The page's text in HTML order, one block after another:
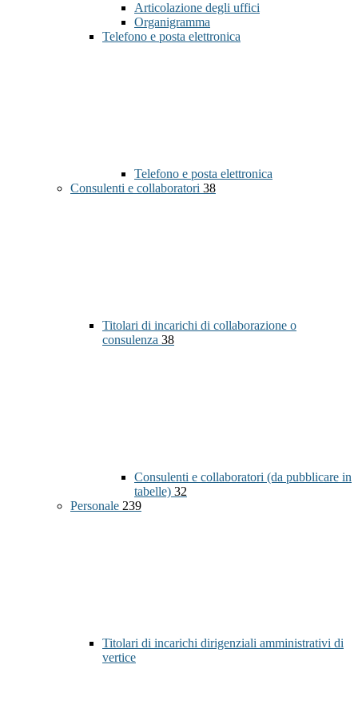
Articolazione degli uffici
Organigramma
Telefono e posta elettronica
Telefono e posta elettronica
Consulenti e collaboratori 38
Titolari di incarichi di collaborazione o
consulenza 38
Consulenti e collaboratori (da pubblicare in
tabelle) 32
Personale 239
Titolari di incarichi dirigenziali amministrativi di
vertice